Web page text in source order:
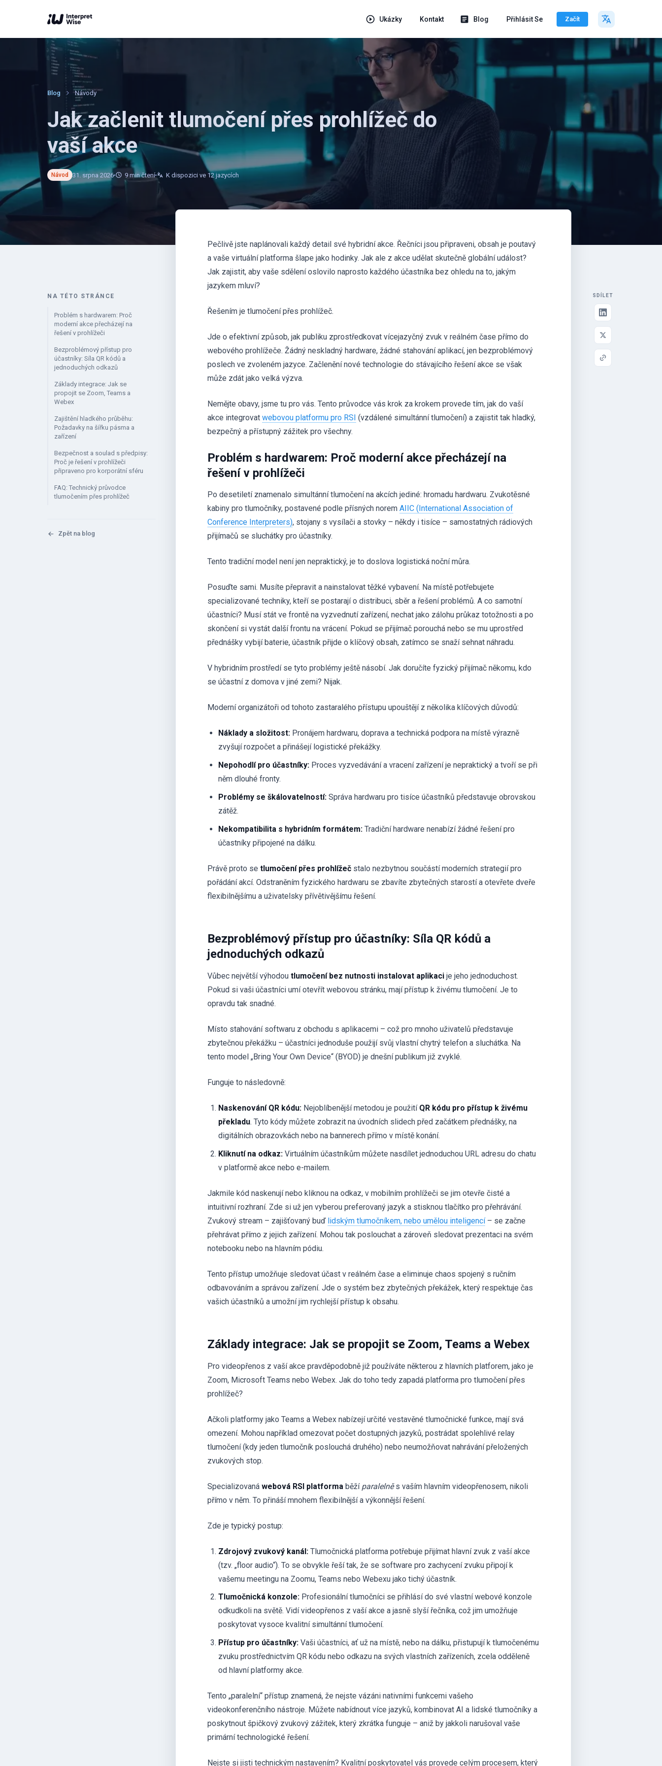
Ukázky Kontakt Blog Přihlásit Se Začít
Blog Návody
Jak začlenit tlumočení přes prohlížeč do
vaší akce
Návod 31. srpna 2026 9 min čtení K dispozici ve 12 jazycích
NA TÉTO STRÁNCE
Problém s hardwarem: Proč
moderní akce přecházejí na
řešení v prohlížeči
Bezproblémový přístup pro
účastníky: Síla QR kódů a
jednoduchých odkazů
Základy integrace: Jak se
propojit se Zoom, Teams a
Webex
Zajištění hladkého průběhu:
Požadavky na šířku pásma a
zařízení
Bezpečnost a soulad s předpisy:
Proč je řešení v prohlížeči
připraveno pro korporátní sféru
FAQ: Technický průvodce
tlumočením přes prohlížeč
Zpět na blog
Pečlivě jste naplánovali každý detail své hybridní akce. Řečníci jsou připraveni, obsah je poutavý
a vaše virtuální platforma šlape jako hodinky. Jak ale z akce udělat skutečně globální událost?
Jak zajistit, aby vaše sdělení oslovilo naprosto každého účastníka bez ohledu na to, jakým
jazykem mluví?
Řešením je tlumočení přes prohlížeč.
Jde o efektivní způsob, jak publiku zprostředkovat vícejazyčný zvuk v reálném čase přímo do
webového prohlížeče. Žádný neskladný hardware, žádné stahování aplikací, jen bezproblémový
poslech ve zvoleném jazyce. Začlenění nové technologie do stávajícího řešení akce se však
může zdát jako velká výzva.
Nemějte obavy, jsme tu pro vás. Tento průvodce vás krok za krokem provede tím, jak do vaší
akce integrovat webovou platformu pro RSI (vzdálené simultánní tlumočení) a zajistit tak hladký,
bezpečný a přístupný zážitek pro všechny.
Problém s hardwarem: Proč moderní akce přecházejí na
řešení v prohlížeči
Po desetiletí znamenalo simultánní tlumočení na akcích jediné: hromadu hardwaru. Zvukotěsné
kabiny pro tlumočníky, postavené podle přísných norem AIIC (International Association of
Conference Interpreters), stojany s vysílači a stovky – někdy i tisíce – samostatných rádiových
přijímačů se sluchátky pro účastníky.
Tento tradiční model není jen nepraktický, je to doslova logistická noční můra.
Posuďte sami. Musíte přepravit a nainstalovat těžké vybavení. Na místě potřebujete
specializované techniky, kteří se postarají o distribuci, sběr a řešení problémů. A co samotní
účastníci? Musí stát ve frontě na vyzvednutí zařízení, nechat jako zálohu průkaz totožnosti a po
skončení si vystát další frontu na vrácení. Pokud se přijímač porouchá nebo se mu uprostřed
přednášky vybijí baterie, účastník přijde o klíčový obsah, zatímco se snaží sehnat náhradu.
V hybridním prostředí se tyto problémy ještě násobí. Jak doručíte fyzický přijímač někomu, kdo
se účastní z domova v jiné zemi? Nijak.
Moderní organizátoři od tohoto zastaralého přístupu upouštějí z několika klíčových důvodů:
Náklady a složitost: Pronájem hardwaru, doprava a technická podpora na místě výrazně
zvyšují rozpočet a přinášejí logistické překážky.
Nepohodlí pro účastníky: Proces vyzvedávání a vracení zařízení je nepraktický a tvoří se při
něm dlouhé fronty.
Problémy se škálovatelností: Správa hardwaru pro tisíce účastníků představuje obrovskou
zátěž.
Nekompatibilita s hybridním formátem: Tradiční hardware nenabízí žádné řešení pro
účastníky připojené na dálku.
Právě proto se tlumočení přes prohlížeč stalo nezbytnou součástí moderních strategií pro
pořádání akcí. Odstraněním fyzického hardwaru se zbavíte zbytečných starostí a otevřete dveře
flexibilnějšímu a uživatelsky přívětivějšímu řešení.
Bezproblémový přístup pro účastníky: Síla QR kódů a
jednoduchých odkazů
Vůbec největší výhodou tlumočení bez nutnosti instalovat aplikaci je jeho jednoduchost.
Pokud si vaši účastníci umí otevřít webovou stránku, mají přístup k živému tlumočení. Je to
opravdu tak snadné.
Místo stahování softwaru z obchodu s aplikacemi – což pro mnoho uživatelů představuje
zbytečnou překážku – účastníci jednoduše použijí svůj vlastní chytrý telefon a sluchátka. Na
tento model „Bring Your Own Device“ (BYOD) je dnešní publikum již zvyklé.
Funguje to následovně:
Naskenování QR kódu: Nejoblíbenější metodou je použití QR kódu pro přístup k živému
překladu. Tyto kódy můžete zobrazit na úvodních slidech před začátkem přednášky, na
digitálních obrazovkách nebo na bannerech přímo v místě konání.
Kliknutí na odkaz: Virtuálním účastníkům můžete nasdílet jednoduchou URL adresu do chatu
v platformě akce nebo e-mailem.
Jakmile kód naskenují nebo kliknou na odkaz, v mobilním prohlížeči se jim otevře čisté a
intuitivní rozhraní. Zde si už jen vyberou preferovaný jazyk a stisknou tlačítko pro přehrávání.
Zvukový stream – zajišťovaný buď lidským tlumočníkem, nebo umělou inteligencí– se začne
přehrávat přímo z jejich zařízení. Mohou tak poslouchat a zároveň sledovat prezentaci na svém
notebooku nebo na hlavním pódiu.
Tento přístup umožňuje sledovat účast v reálném čase a eliminuje chaos spojený s ručním
odbavováním a správou zařízení. Jde o systém bez zbytečných překážek, který respektuje čas
vašich účastníků a umožní jim rychlejší přístup k obsahu.
Základy integrace: Jak se propojit se Zoom, Teams a Webex
Pro videopřenos z vaší akce pravděpodobně již používáte některou z hlavních platforem, jako je
Zoom, Microsoft Teams nebo Webex. Jak do toho tedy zapadá platforma pro tlumočení přes
prohlížeč?
Ačkoli platformy jako Teams a Webex nabízejí určité vestavěné tlumočnické funkce, mají svá
omezení. Mohou například omezovat počet dostupných jazyků, postrádat spolehlivé relay
tlumočení (kdy jeden tlumočník poslouchá druhého) nebo neumožňovat nahrávání přeložených
zvukových stop.
Specializovaná webová RSI platforma běží paralelněs vaším hlavním videopřenosem, nikoli
přímo v něm. To přináší mnohem flexibilnější a výkonnější řešení.
Zde je typický postup:
Zdrojový zvukový kanál: Tlumočnická platforma potřebuje přijímat hlavní zvuk z vaší akce
(tzv. „floor audio“). To se obvykle řeší tak, že se software pro zachycení zvuku připojí k
vašemu meetingu na Zoomu, Teams nebo Webexu jako tichý účastník.
Tlumočnická konzole: Profesionální tlumočníci se přihlásí do své vlastní webové konzole
odkudkoli na světě. Vidí videopřenos z vaší akce a jasně slyší řečníka, což jim umožňuje
poskytovat vysoce kvalitní simultánní tlumočení.
Přístup pro účastníky: Vaši účastníci, ať už na místě, nebo na dálku, přistupují k tlumočenému
zvuku prostřednictvím QR kódu nebo odkazu na svých vlastních zařízeních, zcela odděleně
od hlavní platformy akce.
Tento „paralelní“ přístup znamená, že nejste vázáni nativními funkcemi vašeho
videokonferenčního nástroje. Můžete nabídnout více jazyků, kombinovat AI a lidské tlumočníky a
poskytnout špičkový zvukový zážitek, který zkrátka funguje – aniž by jakkoli narušoval vaše
primární technologické řešení.
Nejste si jisti technickým nastavením? Kvalitní poskytovatel vás provede celým procesem, který
SDÍLET